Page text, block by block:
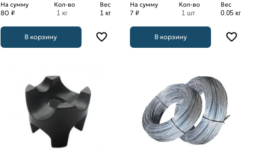
На сумму
80 ₽
Кол-во
1 кг
Вес
1 кг
В корзину
На сумму
7 ₽
Кол-во
1 шт
Вес
0.05 кг
В корзину